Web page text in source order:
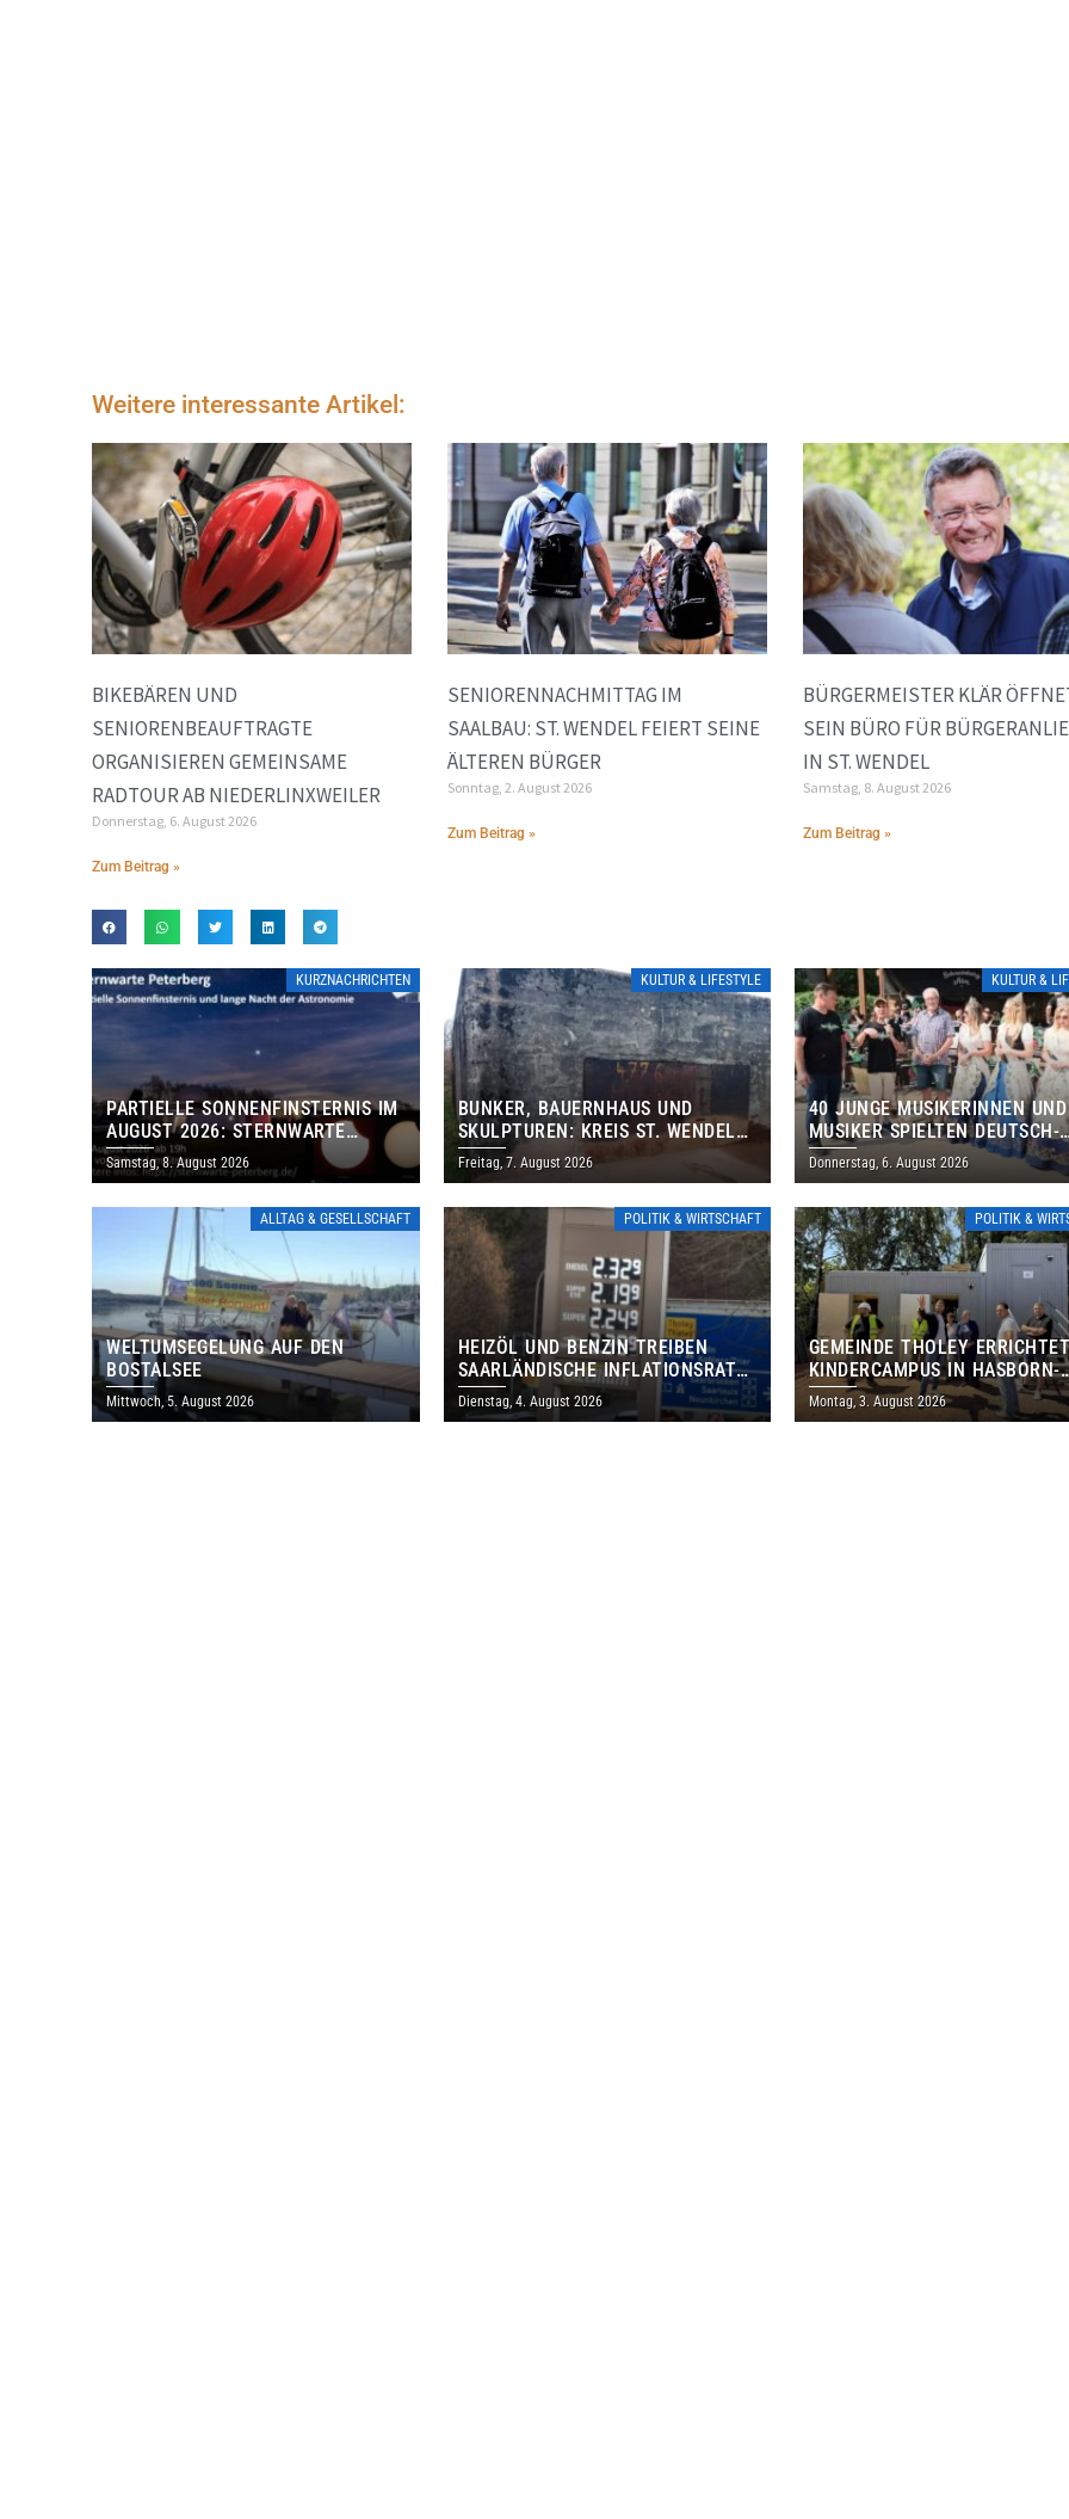
Weitere interessante Artikel:
BIKEBÄREN UND
SENIORENBEAUFTRAGTE
ORGANISIEREN GEMEINSAME
RADTOUR AB NIEDERLINXWEILER
Donnerstag, 6. August 2026
Zum Beitrag »
SENIORENNACHMITTAG IM
SAALBAU: ST. WENDEL FEIERT SEINE
ÄLTEREN BÜRGER
Sonntag, 2. August 2026
Zum Beitrag »
BÜRGERMEISTER KLÄR
SEIN BÜRO FÜR
IN ST. WENDEL
Samstag, 8. August 2026
Zum Beitrag »
KURZNACHRICHTEN
PARTIELLE SONNENFINSTERNIS IM
AUGUST 2026: STERNWARTE
PETERBERG ÖFFNET KOSTENLOS
IHRE TORE
Samstag, 8. August 2026
KULTUR & LIFESTYLE
BUNKER, BAUERNHAUS UND
SKULPTUREN: KREIS ST. WENDEL
LÄDT ZUM TAG DES OFFENEN
DENKMALS EIN
Freitag, 7. August 2026
KULTUR &
40 JUNGE MUSIKERINNEN UND
MUSIKER SPIELTEN DEUTSCH-
BRASILIANISCHES
THOLEY
Donnerstag, 6. August 2026
ALLTAG & GESELLSCHAFT
WELTUMSEGELUNG AUF DEN
BOSTALSEE
Mittwoch, 5. August 2026
POLITIK & WIRTSCHAFT
HEIZÖL UND BENZIN TREIBEN
SAARLÄNDISCHE INFLATIONSRATE
IM JULI AUF 3,2 PROZENT
Dienstag, 4. August 2026
POLITIK &
GEMEINDE THOLEY
KINDERCAMPUS IN HASBORN-
DAUTWEILER FÜR RUND 8,5
MILLIONEN EURO
Montag, 3. August 2026